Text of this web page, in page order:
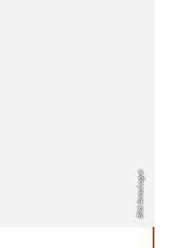
Bild: Anna Logue